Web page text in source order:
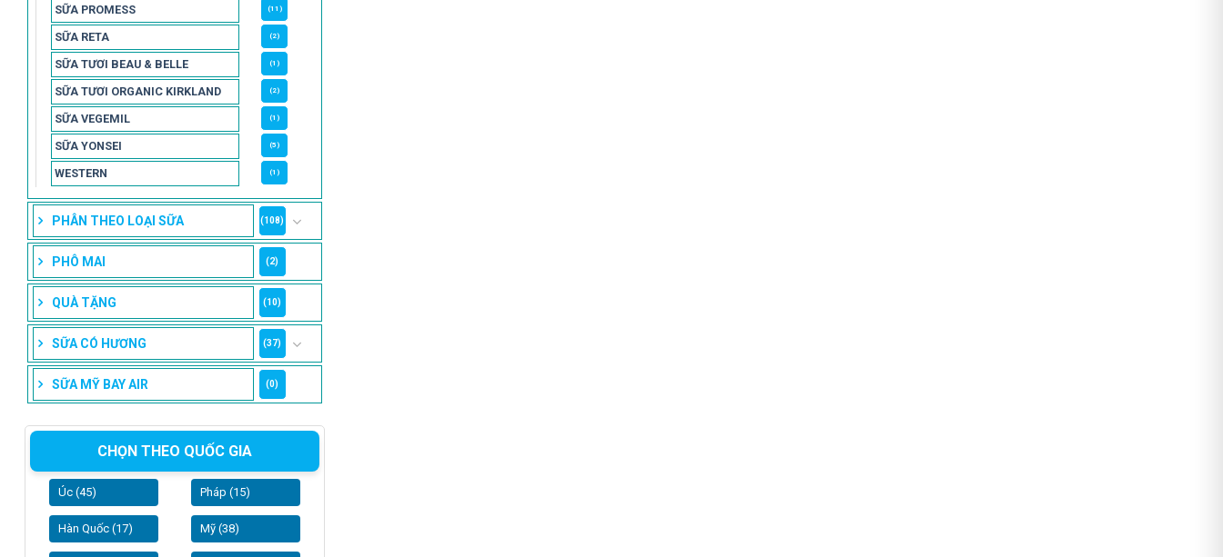
SỮA PROMESS (11)
SỮA RETA (2)
SỮA TƯƠI BEAU & BELLE (1)
SỮA TƯƠI ORGANIC KIRKLAND (2)
SỮA VEGEMIL (1)
SỮA YONSEI (5)
WESTERN (1)
PHÂN THEO LOẠI SỮA (108)
PHÔ MAI (2)
QUÀ TẶNG (10)
SỮA CÓ HƯƠNG (37)
SỮA MỸ BAY AIR (0)
CHỌN THEO QUỐC GIA
Úc (45) Pháp (15)
Hàn Quốc (17) Mỹ (38)